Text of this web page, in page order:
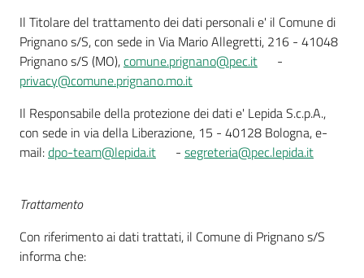
P
e
n
o
a
i
o
Il Titolare del trattamento dei dati personali e' il Comune di
Prignano s/S, con sede in Via Mario Allegretti, 216 - 41048
Prignano s/S (MO),comune.prignano@pec.it
-
privacy@comune.prignano.mo.it
Il Responsabile della protezione dei dati e' Lepida S.c.p.A.,
con sede in via della Liberazione, 15 - 40128 Bologna, e-
mail:dpo-team@lepida.it - segreteria@pec.lepida.it
Trattamento
Con riferimento ai dati trattati, il Comune di Prignano s/S
informa che: